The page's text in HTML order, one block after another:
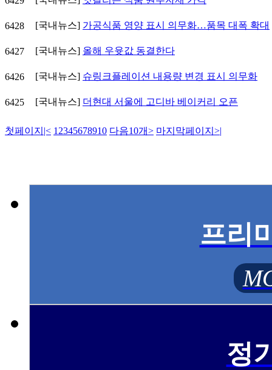
6428 [국내뉴스] 가공식품 영양 표시 의무화…품목 대폭 확대
6427 [국내뉴스] 올해 우윳값 동결한다
6426 [국내뉴스] 슈링크플레이션 내용량 변경 표시 의무화
6425 [국내뉴스] 더현대 서울에 고디바 베이커리 오픈
첫페이지 |< 1 2345678910 다음10개> 마지막페이지 >|
프리
정